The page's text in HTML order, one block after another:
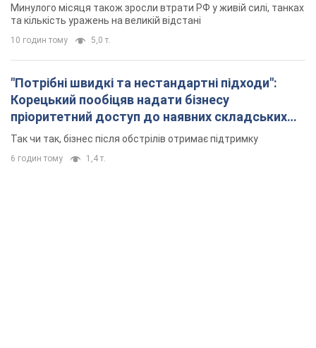
Минулого місяця також зросли втрати РФ у живій силі, танках
та кількість уражень на великій відстані
10 годин тому 5,0 т.
"Потрібні швидкі та нестандартні підходи":
Корецький пообіцяв надати бізнесу
пріоритетний доступ до наявних складських
приміщень
Так чи так, бізнес після обстрілів отримає підтримку
6 годин тому 1,4 т.